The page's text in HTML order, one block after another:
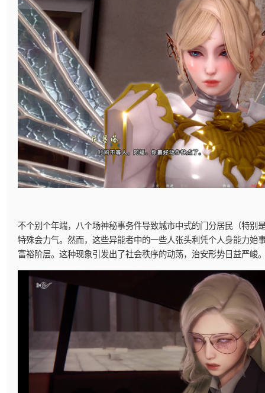
不个别个年端，八个场神秘事务件导致城市中式的门分居民（特别
特殊会力气。然而，这些异能者中的一些人张头利凭个人身能力始
富裕阶层。这种现象引发出了社会秩序的动荡，治安形势日益严峻